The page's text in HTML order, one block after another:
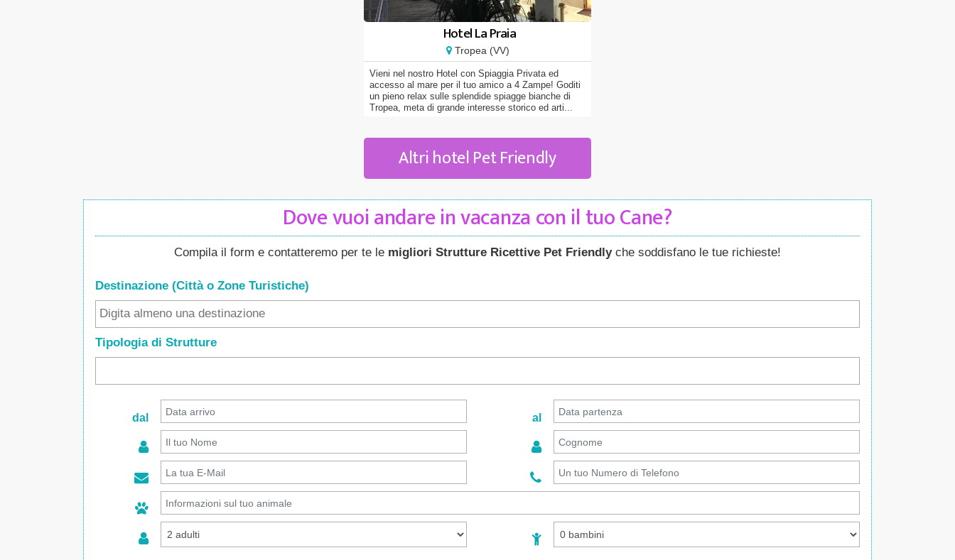
Hotel La Praia
Tropea (VV)
Vieni nel nostro Hotel con Spiaggia Privata ed
accesso al mare per il tuo amico a 4 Zampe! Goditi
un pieno relax sulle splendide spiagge bianche di
Tropea, meta di grande interesse storico ed arti...
Altri hotel Pet Friendly
Dove vuoi andare in vacanza con il tuo Cane?
Compila il form e contatteremo per te le migliori Strutture Ricettive Pet Friendlyche soddisfano le tue richieste!
Destinazione (Città o Zone Turistiche)
Tipologia di Strutture
dal al